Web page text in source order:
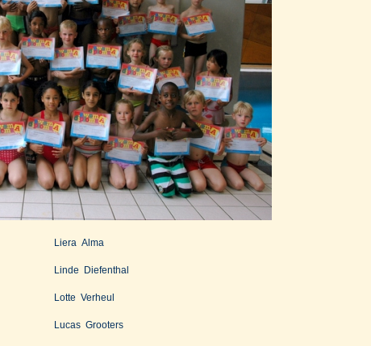
Liera Alma
Linde Diefenthal
Lotte Verheul
Lucas Grooters